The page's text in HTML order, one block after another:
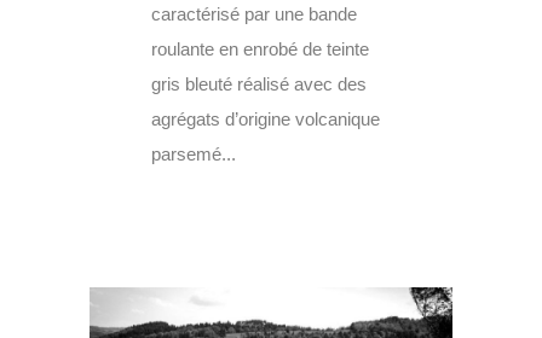
caractérisé par une bande
roulante en enrobé de teinte
gris bleuté réalisé avec des
agrégats d’origine volcanique
parsemé...